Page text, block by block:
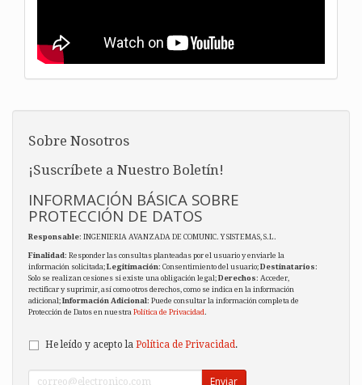
Sobre Nosotros
¡Suscríbete a Nuestro Boletín!
INFORMACIÓN BÁSICA SOBRE
PROTECCIÓN DE DATOS
Responsable: INGENIERIA AVANZADA DE COMUNIC. Y SISTEMAS, S.L.
Finalidad: Responder las consultas planteadas por el usuario y enviarle la
información solicitada;Legitimación: Consentimiento del usuario;Destinatarios:
Solo se realizan cesiones si existe una obligación legal;Derechos: Acceder,
rectificar y suprimir, así como otros derechos, como se indica en la información
adicional;Información Adicional: Puede consultar la información completa de
Protección de Datos en nuestra Política de Privacidad.
He leído y acepto la Política de Privacidad.
Enviar